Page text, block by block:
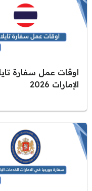
اوقات عمل سفارة
الإمارات 2026